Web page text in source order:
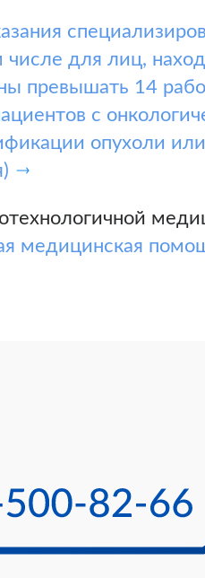
для лиц,
превышать 14
с
опухоли
медицинская